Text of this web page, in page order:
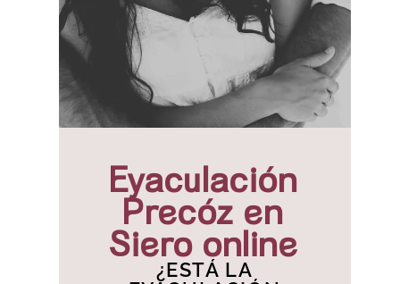
Eyaculación
Precóz en
Siero online
¿ESTÁ LA